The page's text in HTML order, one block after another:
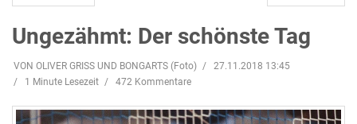
Ungezähmt: Der schönste Tag
VON OLIVER GRISS UND BONGARTS (Foto)
27.11.2018 13:45
1 Minute Lesezeit
472 Kommentare